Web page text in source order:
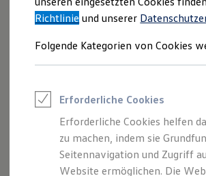
E-Auto-Förderung
Volkswagen Marktplatz
Junge Gebrauchtwagen und
Saisonangebote
Leasing
Leasing-Angebote
Gebrauchtwagen Leasing
Junge Gebrauchtwagen-
Elektroauto Leasing
Eine Klasse für
Richtlinie und unserer
Folgende Kategorien von Cookies
Erforderliche Cookies
Erforderliche Cookies helfen
zu machen, indem sie
Seitennavigation und Zugriff
Website ermöglichen. Die